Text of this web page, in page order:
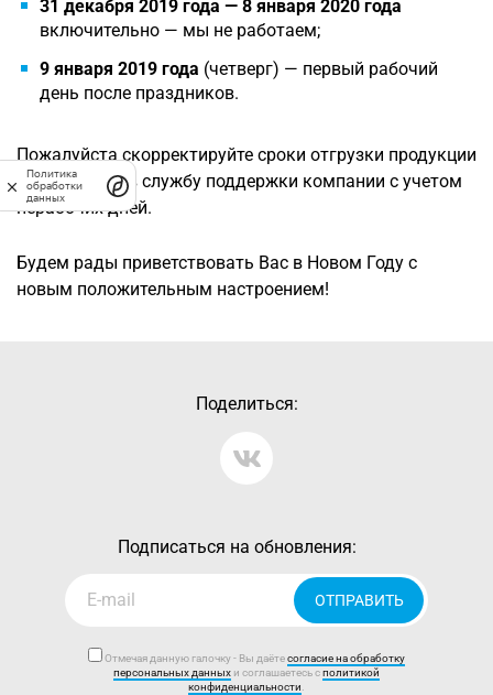
31 декабря 2019 года — 8 января 2020 года
включительно — мы не работаем;
9 января 2019 года (четверг) — первый рабочий
день после праздников.
Пожалуйста скорректируйте сроки отгрузки продукции
и обращения в службу поддержки компании с учетом
нерабочих дней.
Будем рады приветствовать Вас в Новом Году с
новым положительным настроением!
Поделиться:
Подписаться на обновления:
ОТПРАВИТЬ
Отмечая данную галочку - Вы даётесогласие на обработку
персональных данных и соглашаетесь сполитикой
конфиденциальности.
Политика
обработки
данных